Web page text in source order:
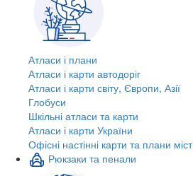
Атласи і плани
Атласи і карти автодоріг
Атласи і карти світу, Європи, Азії
Глобуси
Шкільні атласи та карти
Атласи і карти України
Офісні настінні карти та плани міст
Рюкзаки та пенали